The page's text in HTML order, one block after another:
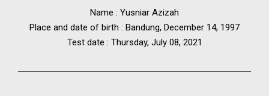
Name : Yusniar Azizah
Place and date of birth : Bandung, December 14, 1997
Test date : Thursday, July 08, 2021